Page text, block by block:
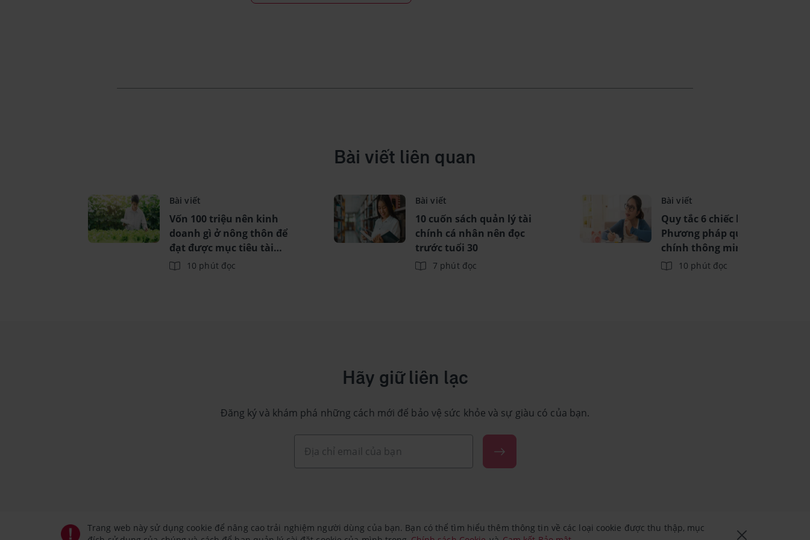
Bài viết liên quan
Bài viết
Vốn 100 triệu nên kinh
doanh gì ở nông thôn để
đạt được mục tiêu tài
chính?10 phút đọc
Bài viết
10 cuốn sách quản lý tài
chính cá nhân nên đọc
trước tuổi 30
7 phút đọc
Bài viết
Quy tắc 6 chiếc lọ là gì? -
Phương pháp quản lý tài
chính thông minh
10 phút đọc
Hãy giữ liên lạc
Đăng ký và khám phá những cách mới để bảo vệ sức khỏe và sự giàu có của bạn.
Trang web này sử dụng cookie để nâng cao trải nghiệm người dùng của bạn. Bạn có thể tìm hiểu thêm thông tin về các loại cookie được thu thập, mục